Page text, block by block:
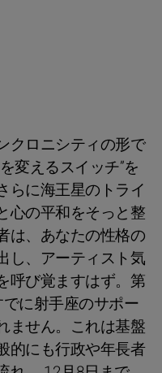
クロニシティの形で
変えるスイッチ”を
らに海王星のトライ
心の平和をそっと整
は、あなたの性格の
し、アーティスト気
呼び覚ますはず。第
に射手座のサポー
ません。これは基盤
的にも行政や年長者